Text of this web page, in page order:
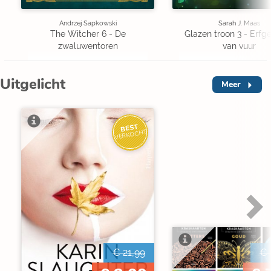
Andrzej Sapkowski
The Witcher 6 - De
zwaluwentoren
Sarah J. Maas
Glazen troon 3 -
van vuur
Uitgelicht Meer
BEST
VERKOCHT
€ 21,99 €